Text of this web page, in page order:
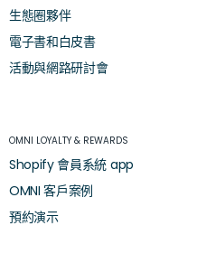
生態圈夥伴
電子書和白皮書
活動與網路研討會
OMNI LOYALTY & REWARDS
Shopify 會員系統 app
OMNI 客戶案例
預約演示